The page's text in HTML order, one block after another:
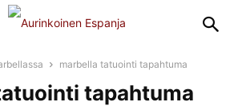
marbella tatuointi tapahtuma
tapahtuma